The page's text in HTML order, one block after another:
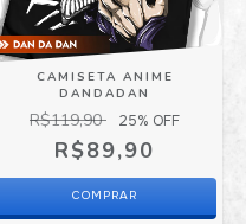
CAMISETA ANIME
DANDADAN
R$119,90 25% OFF
R$89,90
COMPRAR